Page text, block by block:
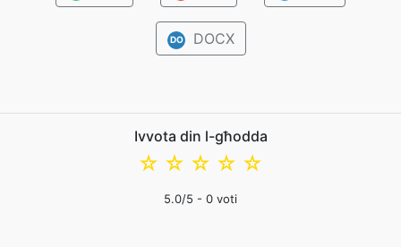
DO DOCX
Ivvota din l-għodda
☆
☆
☆
☆
☆
5.0/5 - 0 voti